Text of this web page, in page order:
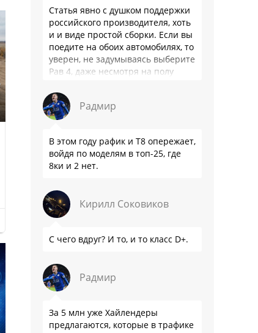
Статья явно с душком поддержки
российского производителя, хоть
и и виде простой сборки. Если вы
поедите на обоих автомобилях, то
уверен, не задумываясь выберите
Рав 4, даже несмотря на полу
Радмир
В этом году рафик и Т8 опережает,
войдя по моделям в топ-25, где
8ки и 2 нет.
Кирилл Соковиков
С чего вдруг? И то, и то класс D+.
Радмир
За 5 млн уже Хайлендеры
предлагаются, которые в трафике